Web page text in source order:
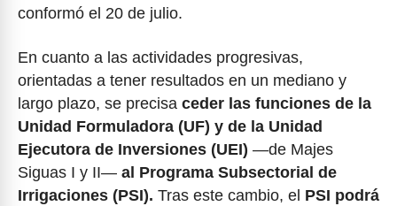
conformó el 20 de julio.
En cuanto a las actividades progresivas,
orientadas a tener resultados en un mediano y
largo plazo, se precisa ceder las funciones de la
Unidad Formuladora (UF) y de la Unidad
Ejecutora de Inversiones (UEI) —de Majes
Siguas I y II— al Programa Subsectorial de
Irrigaciones (PSI). Tras este cambio, el PSI podrá